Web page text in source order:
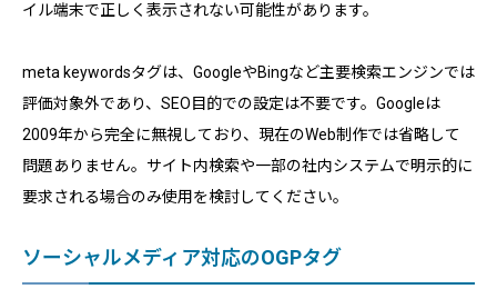
イル端末で正しく表示されない可能性があります。
meta keywordsタグは、GoogleやBingなど主要検索エンジンでは
評価対象外であり、SEO目的での設定は不要です。Googleは
2009年から完全に無視しており、現在のWeb制作では省略して
問題ありません。サイト内検索や一部の社内システムで明示的に
要求される場合のみ使用を検討してください。
ソーシャルメディア対応のOGPタグ